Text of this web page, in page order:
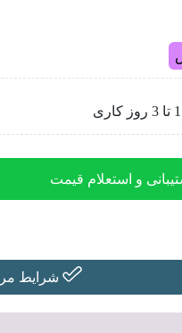
و استعلام قیمت
شرایط